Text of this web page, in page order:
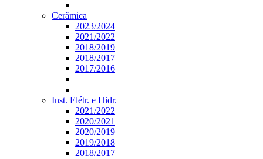
Cerâmica
2023/2024
2021/2022
2018/2019
2018/2017
2017/2016
Inst. Elétr. e Hidr.
2021/2022
2020/2021
2020/2019
2019/2018
2018/2017